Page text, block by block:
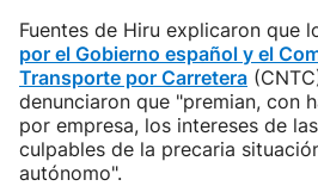
Fuentes de Hiru explicaron que
por el Gobierno español y el
Transporte por Carretera
denunciaron que "premian, con
por empresa, los intereses de
culpables de la precaria
autónomo".